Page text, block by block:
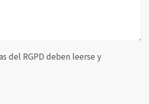
del RGPD deben leerse y